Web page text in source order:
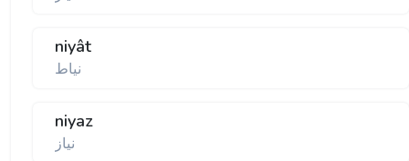
niyât
نياط
niyaz
نياز